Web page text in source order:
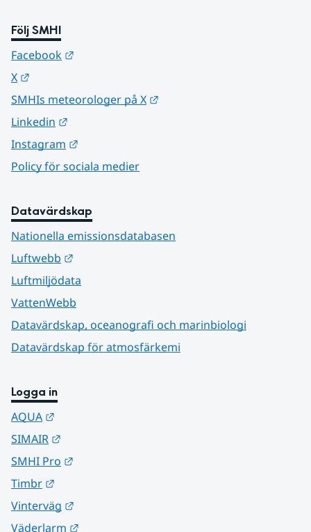
Följ SMHI
Facebook
X
SMHIs meteorologer på X
Linkedin
Instagram
Policy för sociala medier
Datavärdskap
Nationella emissionsdatabasen
Luftwebb
Luftmiljödata
VattenWebb
Datavärdskap, oceanografi och marinbiologi
Datavärdskap för atmosfärkemi
Logga in
AQUA
SIMAIR
SMHI Pro
Timbr
Vinterväg
Väderlarm